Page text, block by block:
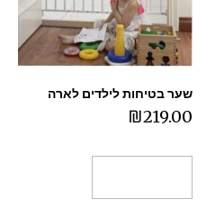
שער בטיחות לילדים לארה
₪219.00